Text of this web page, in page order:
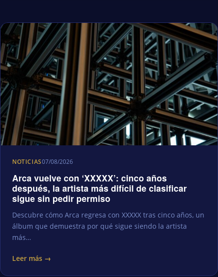
NOTICIAS07/08/2026
Arca vuelve con ‘XXXXX’: cinco años
después, la artista más difícil de clasificar
sigue sin pedir permiso
Descubre cómo Arca regresa con XXXXX tras cinco años, un
álbum que demuestra por qué sigue siendo la artista
más…
Leer más →